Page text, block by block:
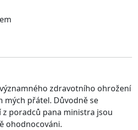
zdravotního ohrožení
mých přátel. Důvodně se
poradců pana ministra jsou
ohodnocováni.